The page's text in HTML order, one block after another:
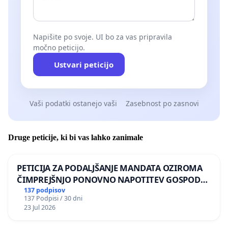
Napišite po svoje. UI bo za vas pripravila
močno peticijo.
Ustvari peticijo
Vaši podatki ostanejo vaši Zasebnost po zasnovi
Druge peticije, ki bi vas lahko zanimale
PETICIJA ZA PODALJŠANJE MANDATA OZIROMA
ČIMPREJŠNJO PONOVNO NAPOTITEV GOSPODA
BERNARDA ŠRAJNERJA NA VELEPOSLANIŠTVO
REPUBLIKE SLOVENIJE V MOSKVI
137 podpisov
137 Podpisi / 30 dni
23 Jul 2026